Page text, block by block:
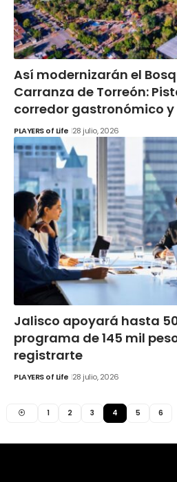
Así modernizarán el
Carranza de Torreón:
corredor gastronómico
PLAYERS of Life 28 julio, 2026
Jalisco apoyará hasta
programa de 145 mil
registrarte
PLAYERS of Life 28 julio, 2026
1 2 3 4 5 6